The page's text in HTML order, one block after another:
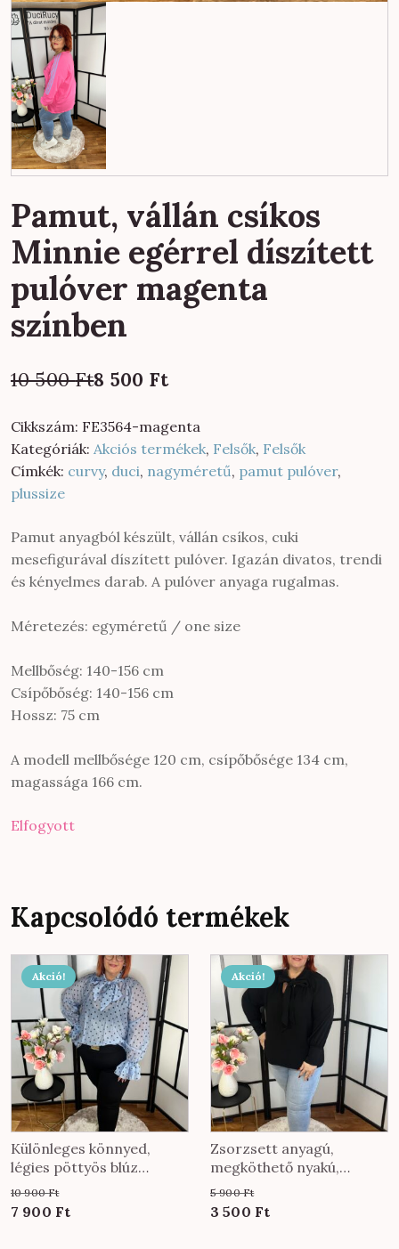
Pamut, vállán csíkos
Minnie egérrel díszített
pulóver magenta
színben
10 500Ft
Original
was:
10
500 Ft.
8 500 Ft
Current
is:
8
500 Ft.
Cikkszám: FE3564-magenta
Kategóriák: Akciós termékek, Felsők, Felsők
Címkék: curvy, duci, nagyméretű, pamut pulóver,
plussize
Pamut anyagból készült, vállán csíkos, cuki
mesefigurával díszített pulóver. Igazán divatos, trendi
és kényelmes darab. A pulóver anyaga rugalmas.
Méretezés: egyméretű / one size
Mellbőség: 140-156 cm
Csípőbőség: 140-156 cm
Hossz: 75 cm
A modell mellbősége 120 cm, csípőbősége 134 cm,
magassága 166 cm.
Elfogyott
Kapcsolódó termékek
Akció!
Különleges könnyed,
légies pöttyös blúz
nyaknál megköthető
fazonnal felhőkék színben
10 900Ft
Original
7 900 FtCurrent
Akció!
Zsorzsett anyagú,
megköthető nyakú,
egyenes fazonú felső
fekete színben
5 900Ft
Original
3 500 FtCurrent